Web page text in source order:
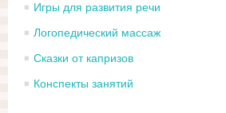
Игры для развития речи
Логопедический массаж
Сказки от капризов
Конспекты занятий